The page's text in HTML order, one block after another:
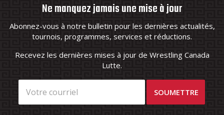
Ne manquez jamais une mise à jour
Abonnez-vous à notre bulletin pour les dernières actualités,
tournois, programmes, services et réductions.
Recevez les dernières mises à jour de Wrestling Canada
Lutte.